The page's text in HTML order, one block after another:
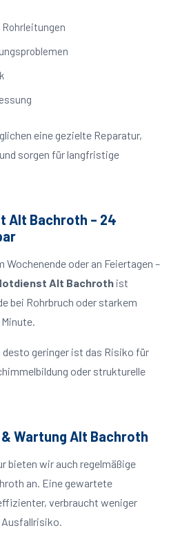
eine gezielte Reparatur,
sorgen für langfristige
Alt Bachroth – 24
Wochenende oder an Feiertagen –
Alt Bachrothist
bei Rohrbruch oder starkem
geringer ist das Risiko für
oder strukturelle
Wartung Alt Bachroth
bieten wir auch regelmäßige
an. Eine gewartete
verbraucht weniger
Ausfallrisiko.